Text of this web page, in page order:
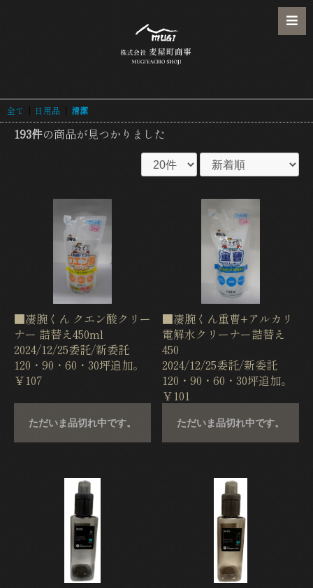
全て | 日用品 | 清潔
193件の商品が見つかりました
■凄腕くん クエン酸クリー
ナー 詰替え450ml
2024/12/25委託/新委託
120・90・60・30坪追加。
￥107
ただいま品切れ中です。
■凄腕くん重曹+アルカリ
電解水クリーナー詰替え
450
2024/12/25委託/新委託
120・90・60・30坪追加。
￥101
ただいま品切れ中です。